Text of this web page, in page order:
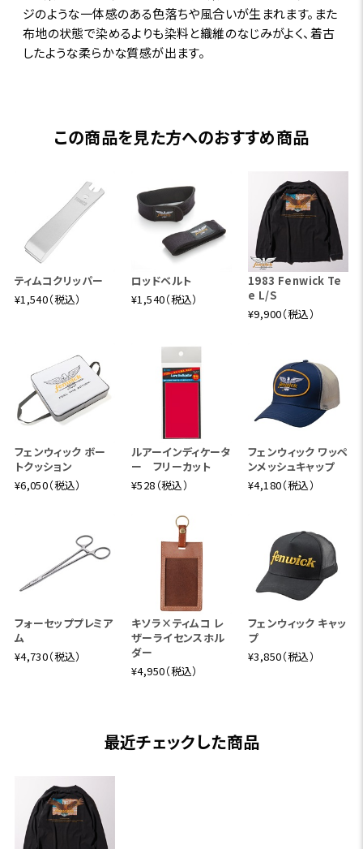
ジのような一体感のある色落ちや風合いが生まれます。また
布地の状態で染めるよりも染料と織維のなじみがよく、着古
したような柔らかな質感が出ます。
この商品を見た方へのおすすめ商品
ティムコクリッパー
¥1,540（税込）
ロッドベルト
¥1,540（税込）
1983 Fenwick Te
e L/S
¥9,900（税込）
フェンウィック ボー
トクッション
¥6,050（税込）
ルアーインディケータ
ー フリーカット
¥528（税込）
フェンウィック ワッペ
ンメッシュキャップ
¥4,180（税込）
フォーセッププレミア
ム
¥4,730（税込）
キソラ×ティムコ レ
ザーライセンスホル
ダー
¥4,950（税込）
フェンウィック キャッ
プ
¥3,850（税込）
最近チェックした商品